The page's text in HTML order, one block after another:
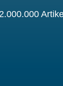
2.000.000